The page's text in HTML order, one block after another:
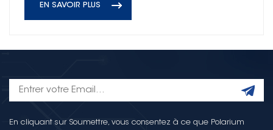
EN SAVOIR PLUS
En cliquant sur Soumettre, vous consentez à ce que Polarium